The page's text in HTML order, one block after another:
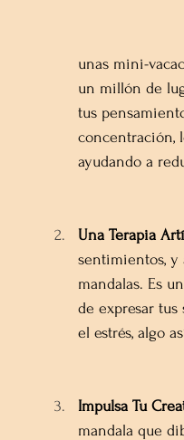
unas mini-
un millón de
tus
concentración,
ayudando a
Una Terapia
sentimientos, y
mandalas. Es
de expresar
el estrés, algo
Impulsa Tu
mandala que